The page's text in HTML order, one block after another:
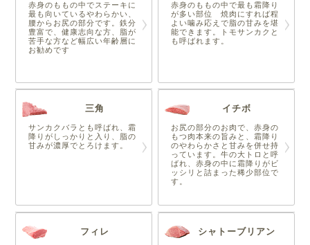
赤身のももの中でステーキに
最も向いているやわらかい、
腰からお尻の部分です。鉄分
豊富で、健康志向な方、脂が
苦手な方など幅広い年齢層に
お勧めです
赤身のももの中で最も霜降り
が多い部位 焼肉にすれば程
よい噛み応えで脂の甘みを堪
能できます。トモサンカクと
も呼ばれます。
三角
サンカクバラとも呼ばれ、霜
降りがしっかりと入り、脂の
甘みが濃厚でとろけます。
イチボ
お尻の部分のお肉で、赤身の
もつ肉本来の旨みと、霜降り
のやわらかさと甘みを併せ持
っています。牛の大トロと呼
ばれ、赤身の中に霜降りがビ
ッシリと詰まった稀少部位で
す。
フィレ シャトーブリアン